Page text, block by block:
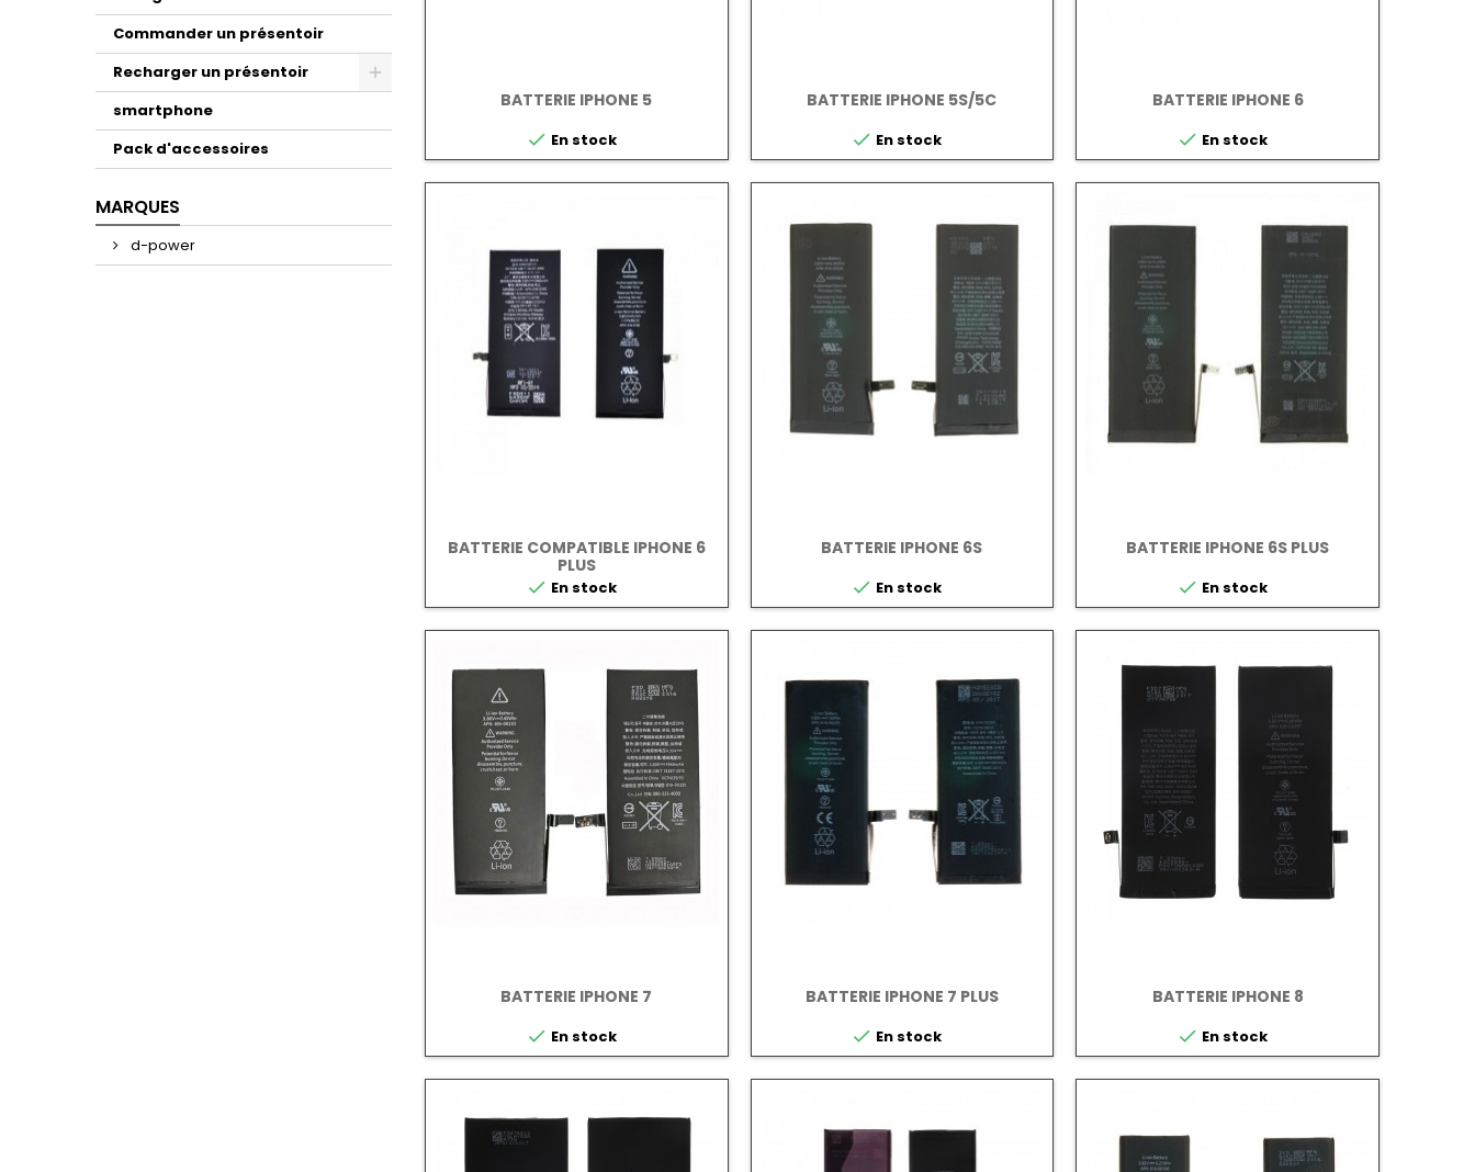
Commander un présentoir
Recharger un présentoir
smartphone
Pack d'accessoires
MARQUES
d-power
BATTERIE IPHONE 5
 En stock
BATTERIE IPHONE 5S/5C
 En stock
BATTERIE IPHONE 6
 En stock
BATTERIE COMPATIBLE IPHONE 6
PLUS
 En stock
BATTERIE IPHONE 6S
 En stock
BATTERIE IPHONE 6S PLUS
 En stock
BATTERIE IPHONE 7
 En stock
BATTERIE IPHONE 7 PLUS
 En stock
BATTERIE IPHONE 8
 En stock